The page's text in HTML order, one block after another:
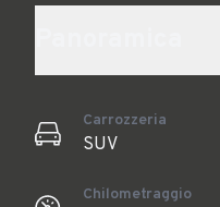
Carrozzeria
SUV
Chilometraggio